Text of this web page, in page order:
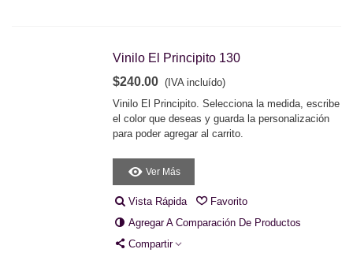
Vinilo El Principito 130
$240.00 (IVA incluído)
Vinilo El Principito. Selecciona la medida, escribe
el color que deseas y guarda la personalización
para poder agregar al carrito.
Ver Más
Vista Rápida
Favorito
Agregar A Comparación De Productos
Compartir